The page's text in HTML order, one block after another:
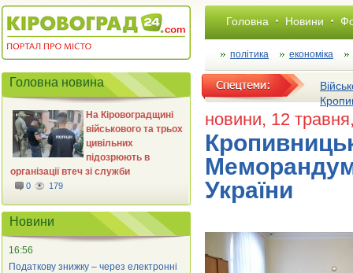
Головна Новини
політика економіка
новини, 12
України
Головна новина
На Кіровоградщині
військового та трьох
цивільних
підозрюють в
організації втеч зі служби
0 179
Новини
16:56
Податкову знижку – через електронні